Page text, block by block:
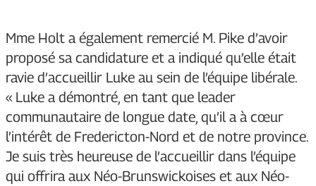
Mme Holt a également remercié M. Pike d’avoir
proposé sa candidature et a indiqué qu’elle était
ravie d’accueillir Luke au sein de l’équipe libérale.
« Luke a démontré, en tant que leader
communautaire de longue date, qu’il a à cœur
l’intérêt de Fredericton-Nord et de notre province.
Je suis très heureuse de l’accueillir dans l’équipe
qui offrira aux Néo-Brunswickoises et aux Néo-